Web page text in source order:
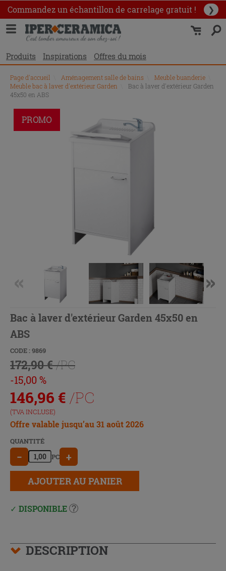
Commandez un échantillon de carrelage gratuit ! ❯
Produits Inspirations Offres du mois
Page d'accueil Aménagement salle de bains Meuble buanderie
Meuble bac à laver d'extérieur Garden
Bac à laver d'extérieur Garden
45x50 en ABS
PROMO
Bac à laver d'extérieur Garden 45x50 en
ABS
CODE : 9869
172,90 €/PC
-15,00 %
146,96 € /PC
(TVA INCLUSE)
Offre valable jusqu’au 31 août 2026
QUANTITÉ
− PC +
AJOUTER AU PANIER
DISPONIBLE
DESCRIPTION